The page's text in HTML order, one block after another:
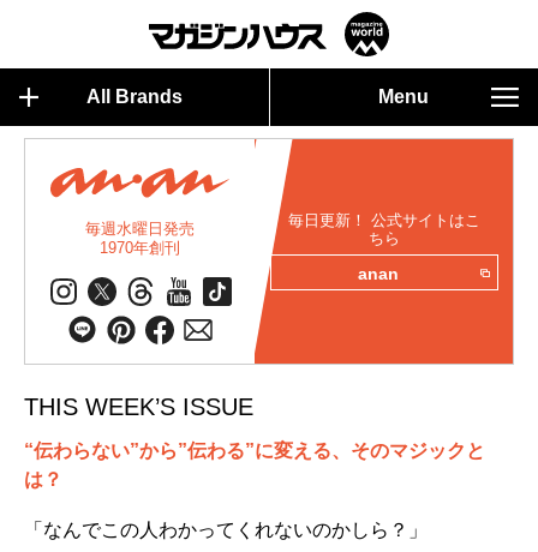
All Brands Menu
毎週水曜日発売
1970年創刊
毎日更新！ 公式サイトはこ
ちら
anan
THIS WEEK’S ISSUE
“伝わらない”から”伝わる”に変える、そのマジックと
は？
「なんでこの人わかってくれないのかしら？」